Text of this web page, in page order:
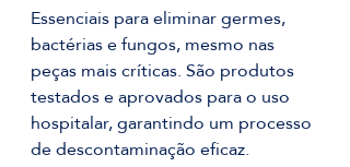
Essenciais para eliminar germes,
bactérias e fungos, mesmo nas
peças mais críticas. São produtos
testados e aprovados para o uso
hospitalar, garantindo um processo
de descontaminação eficaz.